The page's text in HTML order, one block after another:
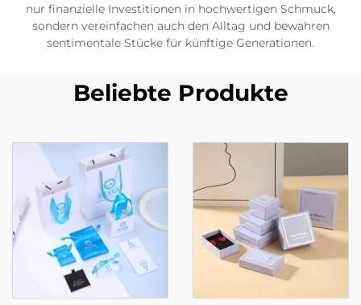
nur finanzielle Investitionen in hochwertigen Schmuck,
sondern vereinfachen auch den Alltag und bewahren
sentimentale Stücke für künftige Generationen.
Beliebte Produkte